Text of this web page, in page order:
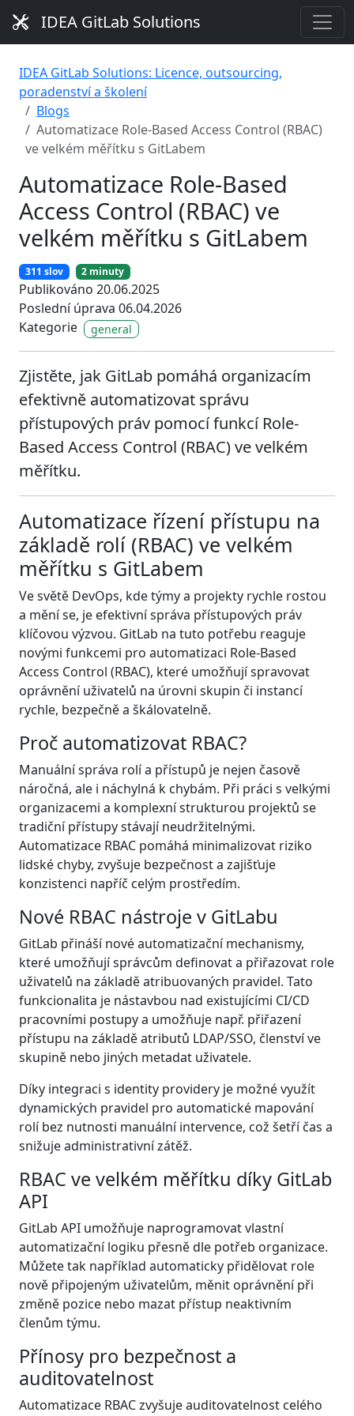
IDEA GitLab Solutions
IDEA GitLab Solutions: Licence, outsourcing,
poradenství a školení
Blogs
Automatizace Role-Based Access Control (RBAC)
ve velkém měřítku s GitLabem
Automatizace Role-Based
Access Control (RBAC) ve
velkém měřítku s GitLabem
311 slov 2 minuty
Publikováno 20.06.2025
Poslední úprava 06.04.2026
Kategorie
general
Zjistěte, jak GitLab pomáhá organizacím
efektivně automatizovat správu
přístupových práv pomocí funkcí Role-
Based Access Control (RBAC) ve velkém
měřítku.
Automatizace řízení přístupu na
základě rolí (RBAC) ve velkém
měřítku s GitLabem
Ve světě DevOps, kde týmy a projekty rychle rostou
a mění se, je efektivní správa přístupových práv
klíčovou výzvou. GitLab na tuto potřebu reaguje
novými funkcemi pro automatizaci Role-Based
Access Control (RBAC), které umožňují spravovat
oprávnění uživatelů na úrovni skupin či instancí
rychle, bezpečně a škálovatelně.
Proč automatizovat RBAC?
Manuální správa rolí a přístupů je nejen časově
náročná, ale i náchylná k chybám. Při práci s velkými
organizacemi a komplexní strukturou projektů se
tradiční přístupy stávají neudržitelnými.
Automatizace RBAC pomáhá minimalizovat riziko
lidské chyby, zvyšuje bezpečnost a zajišťuje
konzistenci napříč celým prostředím.
Nové RBAC nástroje v GitLabu
GitLab přináší nové automatizační mechanismy,
které umožňují správcům definovat a přiřazovat role
uživatelů na základě atribuovaných pravidel. Tato
funkcionalita je nástavbou nad existujícími CI/CD
pracovními postupy a umožňuje např. přiřazení
přístupu na základě atributů LDAP/SSO, členství ve
skupině nebo jiných metadat uživatele.
Díky integraci s identity providery je možné využít
dynamických pravidel pro automatické mapování
rolí bez nutnosti manuální intervence, což šetří čas a
snižuje administrativní zátěž.
RBAC ve velkém měřítku díky GitLab
API
GitLab API umožňuje naprogramovat vlastní
automatizační logiku přesně dle potřeb organizace.
Můžete tak například automaticky přidělovat role
nově připojeným uživatelům, měnit oprávnění při
změně pozice nebo mazat přístup neaktivním
členům týmu.
Přínosy pro bezpečnost a
auditovatelnost
Automatizace RBAC zvyšuje auditovatelnost celého